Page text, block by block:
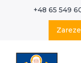
+48 65 549
Wyszukaj w